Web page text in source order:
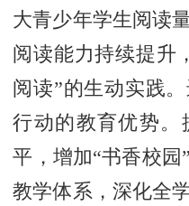
大青少年学生阅读
阅读能力持续提升
阅读”的生动实践
行动的教育优势。
平，增加“书香校
教学体系，深化全